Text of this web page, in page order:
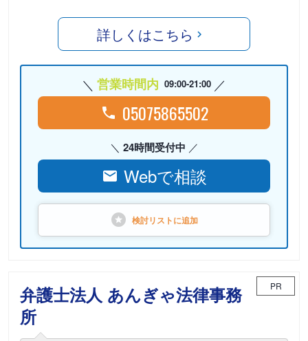
詳しくはこちら
営業時間内 09:00-21:00
05075865502
24時間受付中
Webで相談
検討リストに追加
弁護士法人 あんぎゃ法律事務
所
PR